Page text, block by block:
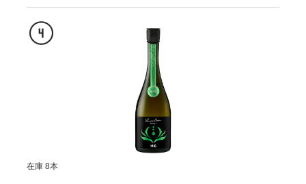
在庫 8本